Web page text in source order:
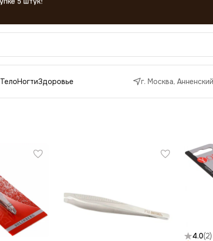
ТелоНогтиЗдоровье г. Москва,
4.0(2)